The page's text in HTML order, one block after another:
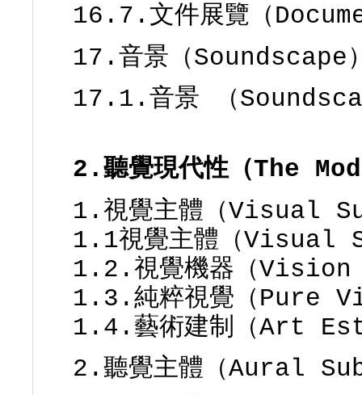
16.7.文件展覽（
17.音景（Soundscape
17.1.音景 （
2.聽覺現代性（The
1.視覺主體（Visual
1.1視覺主體（
1.2.視覺機器（Vision
1.3.純粹視覺（Pure
1.4.藝術建制（Art
2.聽覺主體（Aural